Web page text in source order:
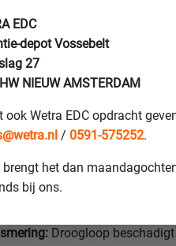
de meest
oorzaken van
smering,
deze oorzaken tast de
een andere aanpak bij
Plotselinge piekbelastingen
Een verkeerd uitgelijnde as
Droogloop
EDC
depot Vossebelt
27
NIEUW AMSTERDAM
ook Wetra EDC opdracht
/ 0591-575252.
brengt het dan
bij ons.